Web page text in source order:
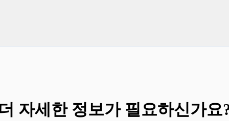
더 자세한 정보가 필요하신가요